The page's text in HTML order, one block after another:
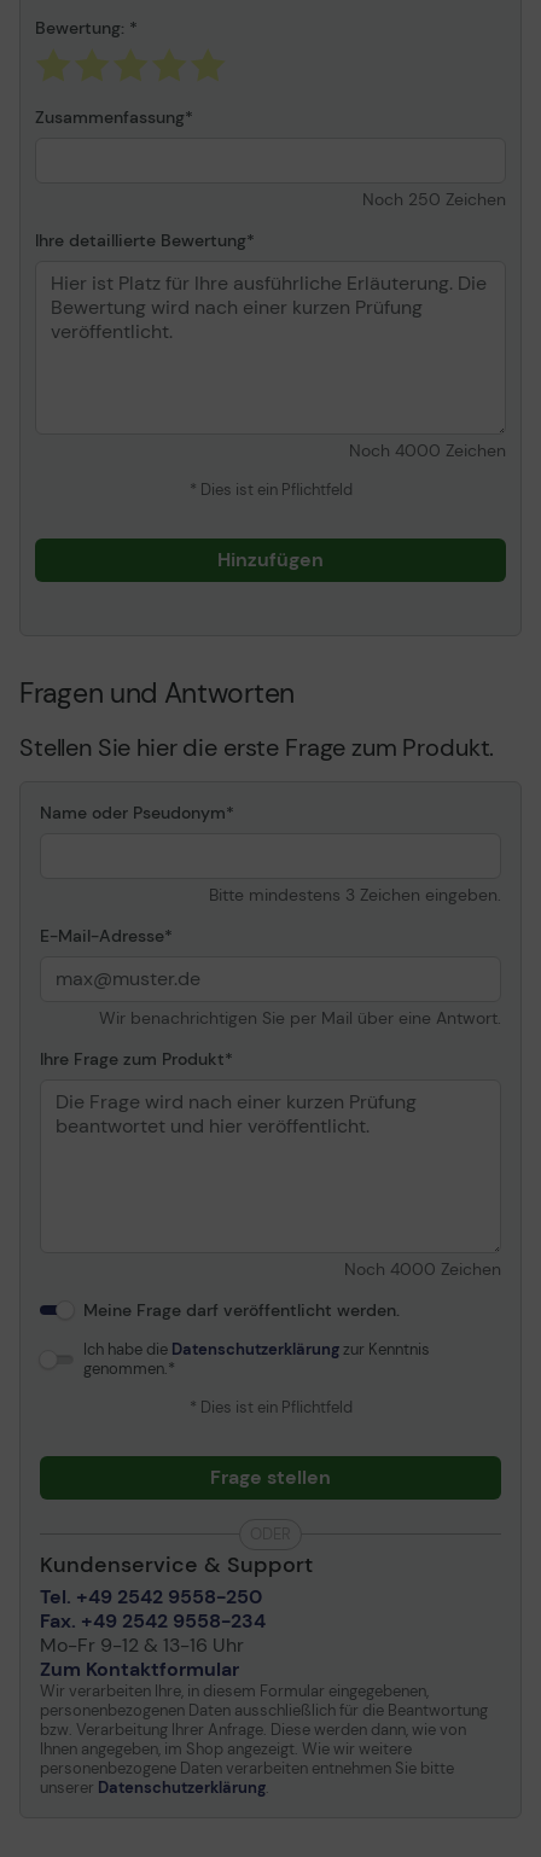
Bewertung:
Zusammenfassung
Noch 250 Zeichen
Ihre detaillierte Bewertung
Noch 4000 Zeichen
* Dies ist ein Pflichtfeld
Hinzufügen
Fragen und Antworten
Stellen Sie hier die erste Frage zum Produkt.
Name oder Pseudonym
Bitte mindestens 3 Zeichen eingeben.
E-Mail-Adresse
Wir benachrichtigen Sie per Mail über eine Antwort.
Ihre Frage zum Produkt
Noch 4000 Zeichen
Meine Frage darf veröffentlicht werden.
Ich habe die Datenschutzerklärungzur Kenntnis
genommen.
* Dies ist ein Pflichtfeld
Frage stellen
Kundenservice & Support
Tel. +49 2542 9558-250
Fax. +49 2542 9558-234
Mo-Fr 9-12 & 13-16 Uhr
Zum Kontaktformular
Wir verarbeiten Ihre, in diesem Formular eingegebenen,
personenbezogenen Daten ausschließlich für die Beantwortung
bzw. Verarbeitung Ihrer Anfrage. Diese werden dann, wie von
Ihnen angegeben, im Shop angezeigt. Wie wir weitere
personenbezogene Daten verarbeiten entnehmen Sie bitte
unserer Datenschutzerklärung.